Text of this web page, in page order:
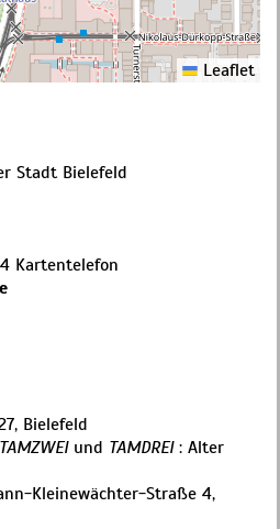
Leaflet
Stadt Bielefeld
Kartentelefon
Bielefeld
TAMZWEIund TAMDREI : Alter
Kleinewächter-Straße 4,